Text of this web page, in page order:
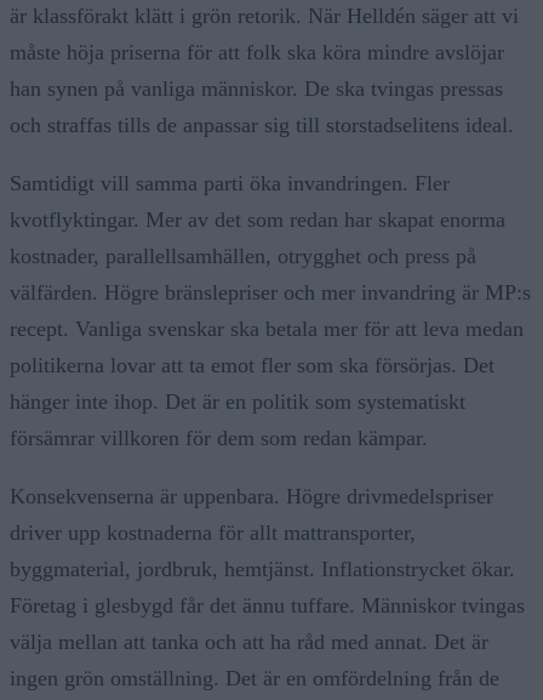
är klassförakt klätt i grön retorik. När Helldén säger att vi
måste höja priserna för att folk ska köra mindre avslöjar
han synen på vanliga människor. De ska tvingas pressas
och straffas tills de anpassar sig till storstadselitens ideal.
Samtidigt vill samma parti öka invandringen. Fler
kvotflyktingar. Mer av det som redan har skapat enorma
kostnader, parallellsamhällen, otrygghet och press på
välfärden. Högre bränslepriser och mer invandring är MP:s
recept. Vanliga svenskar ska betala mer för att leva medan
politikerna lovar att ta emot fler som ska försörjas. Det
hänger inte ihop. Det är en politik som systematiskt
försämrar villkoren för dem som redan kämpar.
Konsekvenserna är uppenbara. Högre drivmedelspriser
driver upp kostnaderna för allt mattransporter,
byggmaterial, jordbruk, hemtjänst. Inflationstrycket ökar.
Företag i glesbygd får det ännu tuffare. Människor tvingas
välja mellan att tanka och att ha råd med annat. Det är
ingen grön omställning. Det är en omfördelning från de